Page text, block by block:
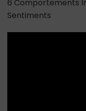
6 Comportements
Sentiments